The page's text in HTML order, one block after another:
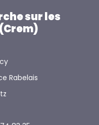
sur les
Rabelais